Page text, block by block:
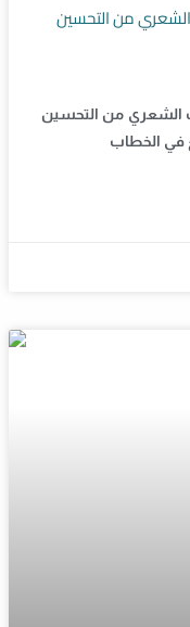
الشعري من التحسين
الشعري من التحسين
في الخطاب